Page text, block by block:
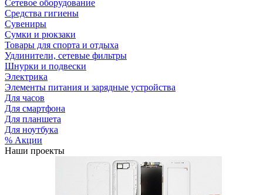
Сетевое оборудование
Средства гигиены
Сувениры
Сумки и рюкзаки
Товары для спорта и отдыха
Удлинители, сетевые фильтры
Шнурки и подвески
Электрика
Элементы питания и зарядные устройства
Для часов
Для смартфона
Для планшета
Для ноутбука
% Акции
Наши проекты